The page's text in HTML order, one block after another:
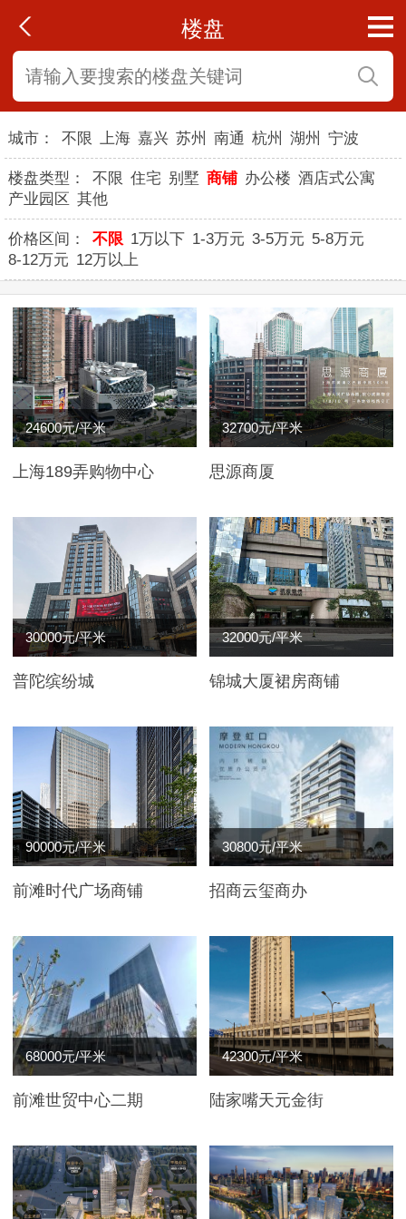
楼盘
城市： 不限 上海 嘉兴 苏州 南通 杭州 湖州 宁波
楼盘类型： 不限 住宅 别墅 商铺 办公楼 酒店式公寓
产业园区 其他
价格区间： 不限 1万以下 1-3万元 3-5万元 5-8万元
8-12万元 12万以上
24600元/平米
上海189弄购物中心
32700元/平米
思源商厦
30000元/平米
普陀缤纷城
32000元/平米
锦城大厦裙房商铺
90000元/平米
前滩时代广场商铺
30800元/平米
招商云玺商办
68000元/平米
前滩世贸中心二期
42300元/平米
陆家嘴天元金街